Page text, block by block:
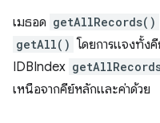
เมธอด getAllRecords()
getAll() โดยการแจงทั้ง
IDBIndex
เหนือจากคีย์หลักและค่าด้วย